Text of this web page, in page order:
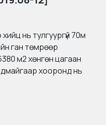
нь тулгуургүй 70м
ган төмрөөр
м2 хөнгөн цагаан
хооронд нь